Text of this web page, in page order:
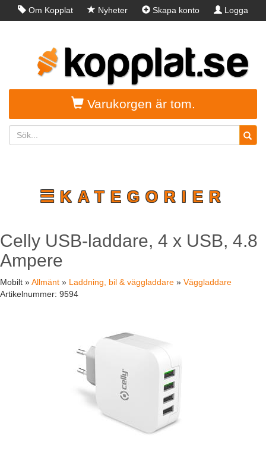
Om Kopplat Nyheter Skapa konto Logga
Varukorgen är tom.
☰KATEGORIER
Celly USB-laddare, 4 x USB, 4.8
Ampere
Mobilt »Allmänt » Laddning, bil & väggladdare » Väggladdare
Artikelnummer: 9594